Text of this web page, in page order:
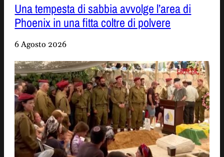
Una tempesta di sabbia avvolge l’area di
Phoenix in una fitta coltre di polvere
6 Agosto 2026